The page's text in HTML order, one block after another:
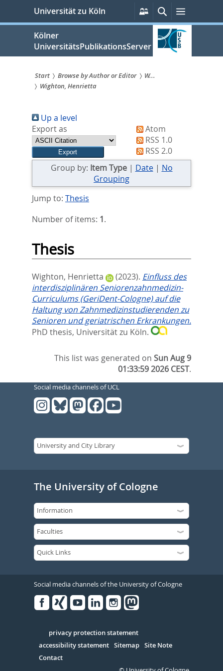
springen
Universität zu Köln
Persönliche
Services
SucheMenü
Kölner
UniversitätsPublikationsServer
Sie
sind
hier:
Start Browse by Author or Editor
W...
Wighton, Henrietta
Up a level
Export as
Atom
RSS 1.0
RSS 2.0
Group by: Item Type| Date| No
Grouping
Jump to: Thesis
Number of items: 1.
Thesis
Wighton, Henrietta (2023). Einfluss des
interdisziplinären Seniorenzahnmedizin-
Curriculums (GeriDent-Cologne) auf die
Haltung von Zahnmedizinstudierenden zu
Senioren und geriatrischen Erkrankungen.
PhD thesis, Universität zu Köln.
This list was generated onSun Aug 9
01:33:59 2026 CEST.
Social media channels of UCL
The University of Cologne
Social media channels of the University of Cologne
Serivce
privacy protection statement
accessibility statement Sitemap Site Note
Contact